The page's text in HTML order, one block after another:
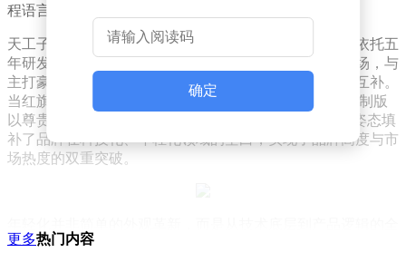
程语言，让科技从图纸走向现实。
天工子品牌的诞生，是红旗品牌战略升级的关键一步。依托五
年研发打造的三大自主技术平台，红旗精准切入年轻市场，与
主打豪华的主品牌、聚焦顶级尊享的金葵花子品牌形成互补。
当红旗H9以沉稳气质诠释经典，金葵花国礼丝路华章定制版
以尊贵设计彰显文化底蕴时，天工“S-concept”则以灵动姿态填
补了品牌在科技化、年轻化领域的空白，实现了品牌高度与市
场热度的双重突破。
面重构。红旗天工的亮相证明，中国品牌既能守住“为用户造
确定
更多热门内容